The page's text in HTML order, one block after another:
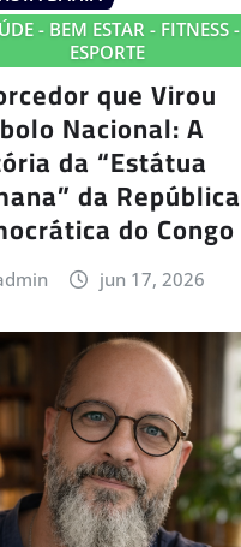
- BEM ESTAR - FITNESS -
ESPORTE
que Virou
Nacional: A
da “Estátua
da República
do Congo
jun 17, 2026